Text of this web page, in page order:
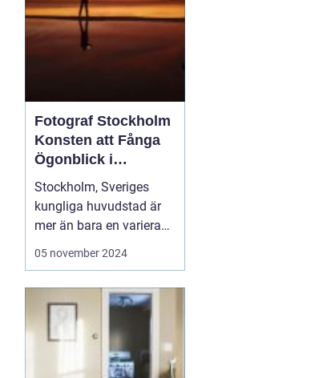
Fotograf Stockholm
Konsten att Fånga
Ögonblick i
Huvudstaden
Stockholm, Sveriges
kungliga huvudstad är
mer än bara en varierad
samling av pittoreska
pulserande stadsliv; det
är en inspirationskälla
för artister och kreatörer
av alla slag. I synne...
05 november 2024